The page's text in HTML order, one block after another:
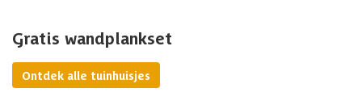
Gratis wandplankset
Ontdek alle tuinhuisjes